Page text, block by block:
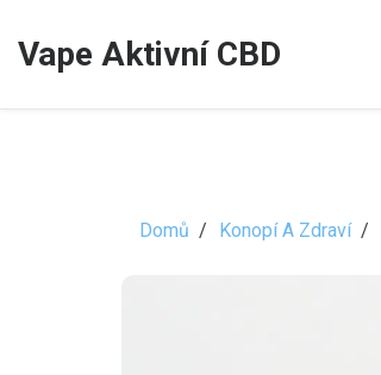
Vape Aktivní CBD
Domů Konopí A Zdraví